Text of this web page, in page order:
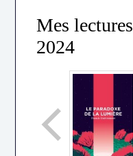
Mes lectures
2024